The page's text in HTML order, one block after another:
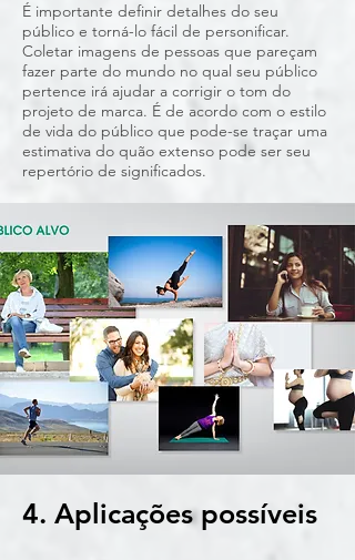
É importante definir detalhes do seu
público e torná-lo fácil de personificar.
Coletar imagens de pessoas que pareçam
fazer parte do mundo no qual seu público
pertence irá ajudar a corrigir o tom do
projeto de marca. É de acordo com o estilo
de vida do público que pode-se traçar uma
estimativa do quão extenso pode ser seu
repertório de significados.
4. Aplicações possíveis